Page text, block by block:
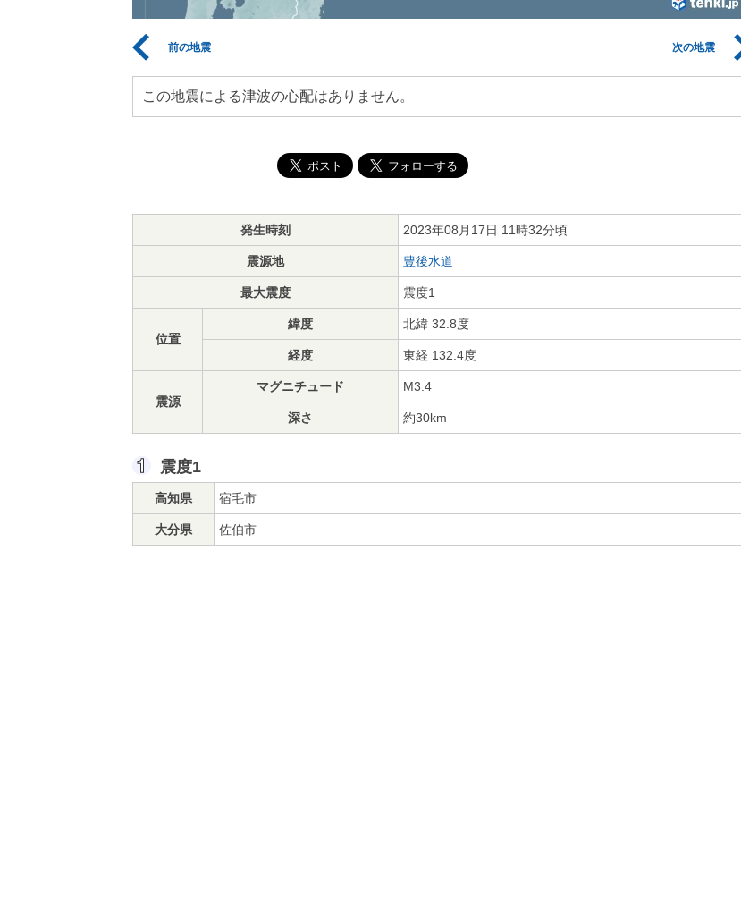
前の地震 次の地震
この地震による津波の心配はありません。
発生時刻 2023年08月17日 11時32分頃
震源地 豊後水道
最大震度 震度1
位置
緯度 北緯 32.8度
経度 東経 132.4度
震源
マグニチュード M3.4
深さ 約30km
震度1
高知県 宿毛市
大分県 佐伯市